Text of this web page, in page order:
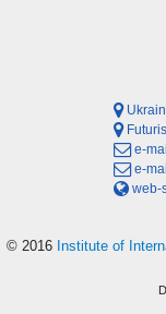
e-
e-
web-
© 2016 Institute of